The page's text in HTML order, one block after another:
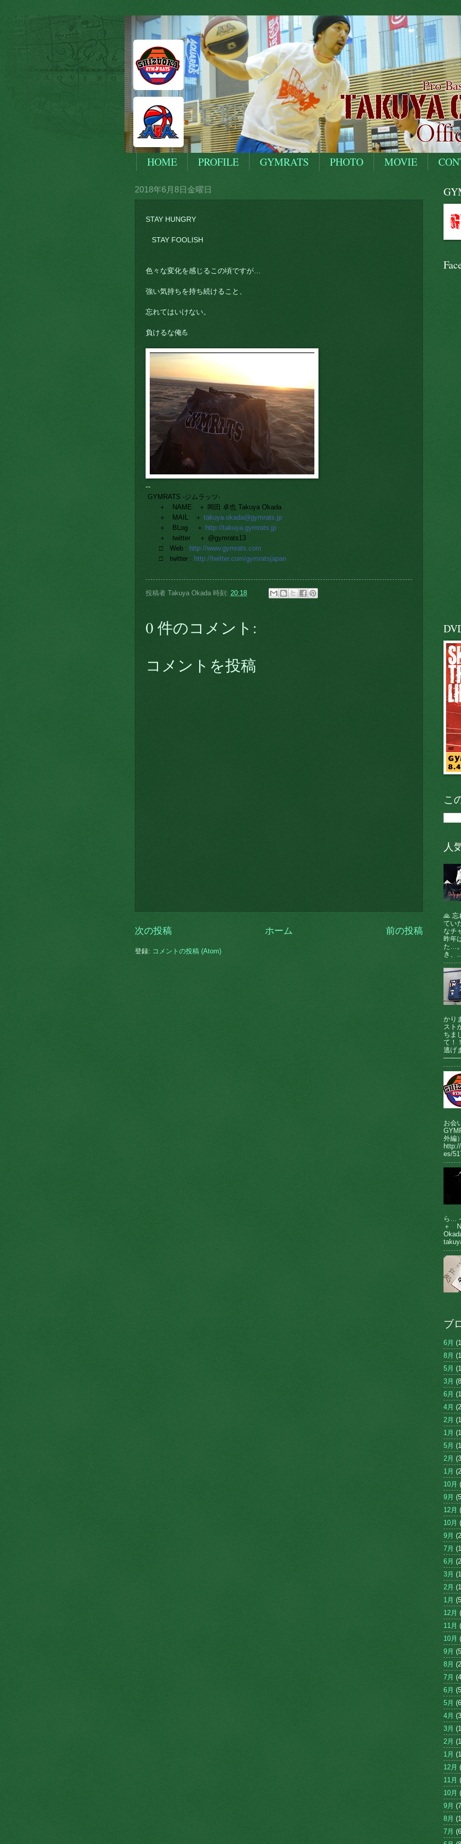
HOME PROFILE GYMRATS PHOTO MOVIE
2018年6月8日金曜日
STAY HUNGRY
STAY FOOLISH
色々な変化を感じるこの頃ですが…
強い気持ちを持ち続けること、
忘れてはいけない。
負けるな俺💪
--
GYMRATS -ジムラッツ-
＋ NAME ＋ 岡田 卓也 Takuya Okada
＋ MAIL ＋ takuya.okada@gymrats.jp
＋ BLog ＋ http://takuya.gymrats.jp
＋ twitter ＋ @gymrats13
□ Web : http://www.gymrats.com
□ twitter : http://twitter.com/gymratsjapan
投稿者 Takuya Okada 時刻: 20:18
0 件のコメント:
コメントを投稿
次の投稿 前の投稿
ホーム
登録: コメントの投稿 (Atom)
こ
人
🙏 忘
てい
なチ
昨年
た…
き、
かり
スト
ちま
て！
逃げ
お会
外編
es/
ら…
＋
ブ
6月
8月
5月
3月
6月
4月
2月
1月
5月
2月
1月
10月
9月
12月
10月
9月
7月
6月
3月
2月
1月
12月
11月
10月
9月
8月
7月
6月
5月
4月
3月
2月
1月
12月
11月
10月
9月
8月
7月